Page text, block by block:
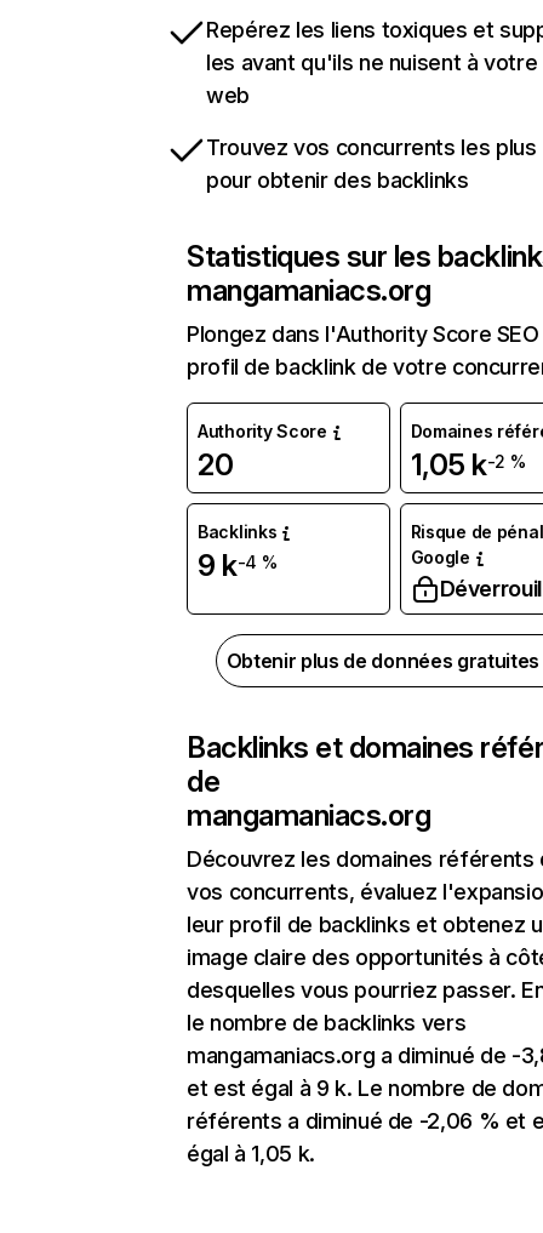
Repérez les liens toxiques et
les avant qu'ils ne nuisent à
web
Trouvez vos concurrents les
pour obtenir des backlinks
Statistiques sur les
mangamaniacs.org
Plongez dans l'Authority Score
profil de backlink de votre
Authority Score
20
Domaines
1,05 k-2 %
Backlinks
9 k-4 %
Risque de
Google
Obtenir plus de données
Backlinks et domaines
de
mangamaniacs.org
Découvrez les domaines référents
vos concurrents, évaluez
leur profil de backlinks et obtenez
image claire des opportunités à
desquelles vous pourriez passer.
le nombre de backlinks vers
mangamaniacs.org a diminué de -
et est égal à 9 k. Le nombre de
référents a diminué de -2,06 % et
égal à 1,05 k.